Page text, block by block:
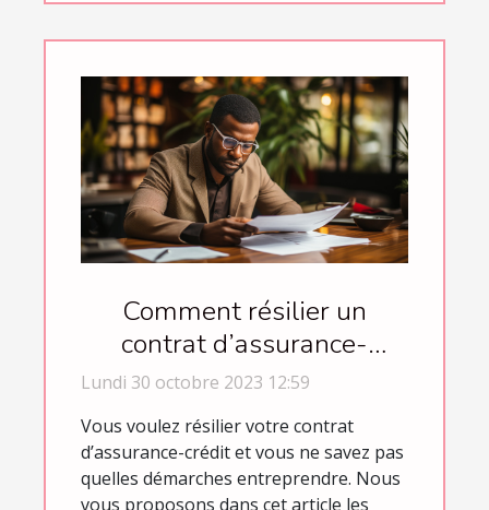
Comment résilier un
contrat d’assurance-
crédit ?
Lundi 30 octobre 2023 12:59
Vous voulez résilier votre contrat
d’assurance-crédit et vous ne savez pas
quelles démarches entreprendre. Nous
vous proposons dans cet article les